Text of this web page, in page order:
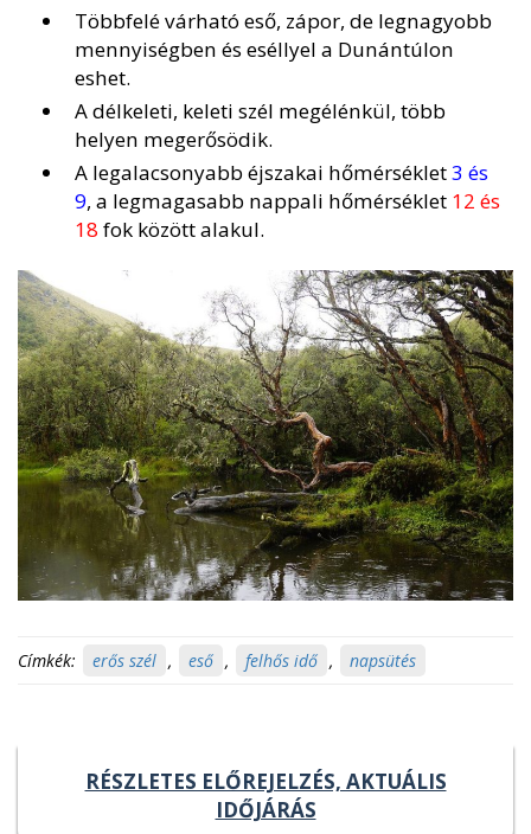
Többfelé várható eső, zápor, de legnagyobb
mennyiségben és eséllyel a Dunántúlon
eshet.
A délkeleti, keleti szél megélénkül, több
helyen megerősödik.
A legalacsonyabb éjszakai hőmérséklet3 és
9, a legmagasabb nappali hőmérséklet 12 és
18 fok között alakul.
Címkék: erős szél , eső , felhős idő , napsütés
RÉSZLETES ELŐREJELZÉS, AKTUÁLIS
IDŐJÁRÁS